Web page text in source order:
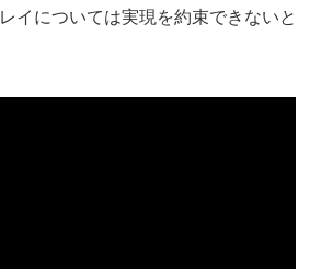
イについては実現を約束できないと